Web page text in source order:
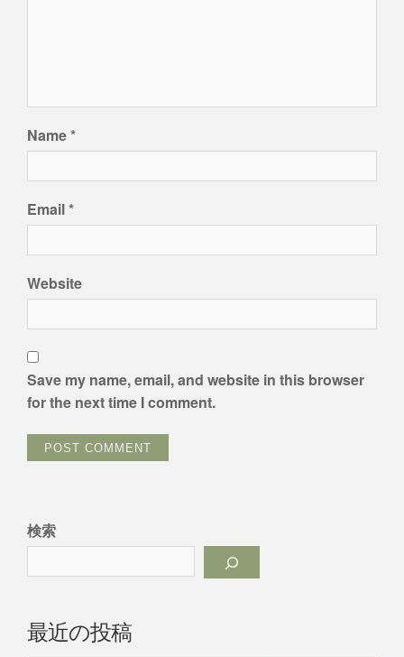
Name*
Email*
Website
Save my name, email, and website in this browser
for the next time I comment.
検索
最近の投稿